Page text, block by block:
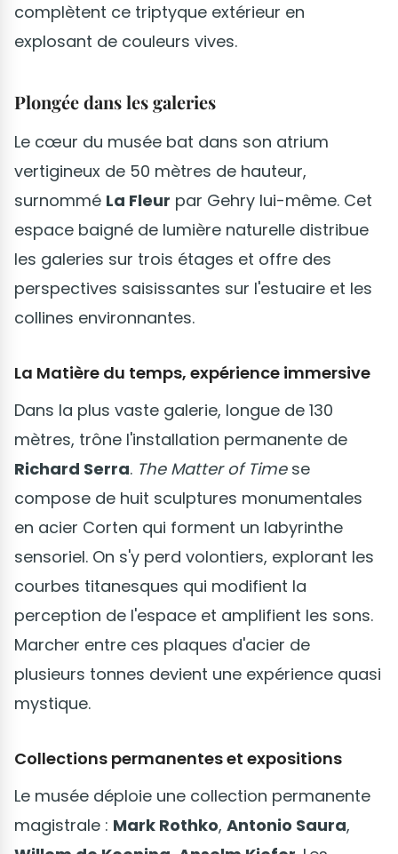
complètent ce triptyque extérieur en
explosant de couleurs vives.
Plongée dans les galeries
Le cœur du musée bat dans son atrium
vertigineux de 50 mètres de hauteur,
surnommé La Fleur par Gehry lui-même. Cet
espace baigné de lumière naturelle distribue
les galeries sur trois étages et offre des
perspectives saisissantes sur l'estuaire et les
collines environnantes.
La Matière du temps, expérience immersive
Dans la plus vaste galerie, longue de 130
mètres, trône l'installation permanente de
Richard Serra. The Matter of Timese
compose de huit sculptures monumentales
en acier Corten qui forment un labyrinthe
sensoriel. On s'y perd volontiers, explorant les
courbes titanesques qui modifient la
perception de l'espace et amplifient les sons.
Marcher entre ces plaques d'acier de
plusieurs tonnes devient une expérience quasi
mystique.
Collections permanentes et expositions
Le musée déploie une collection permanente
magistrale : Mark Rothko, Antonio Saura,